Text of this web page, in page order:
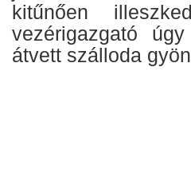
kitűnően
vezérigazgató
átvett szálloda